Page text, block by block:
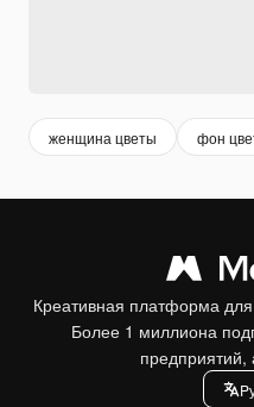
женщина цветы фон
Креативная платформа
Более 1 миллиона
предприятий,